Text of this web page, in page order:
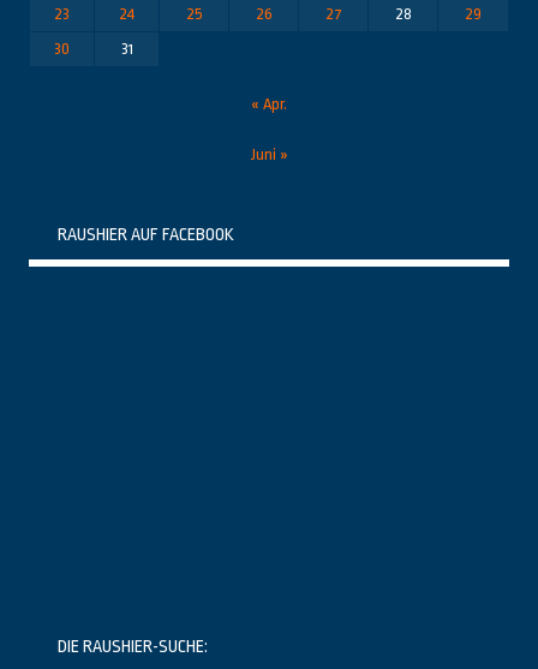
23
24 25 26 27 28
29
30
31
« Apr.
Juni »
RAUSHIER AUF FACEBOOK
DIE RAUSHIER-SUCHE: